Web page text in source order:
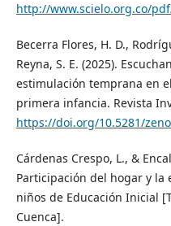
http://www.scielo.org.co/
Becerra Flores, H. D.,
Reyna, S. E. (2025).
estimulación temprana en
primera infancia. Revista
https://doi.org/10.5281/
Cárdenas Crespo, L., &
Participación del hogar y la
niños de Educación Inicial
Cuenca].